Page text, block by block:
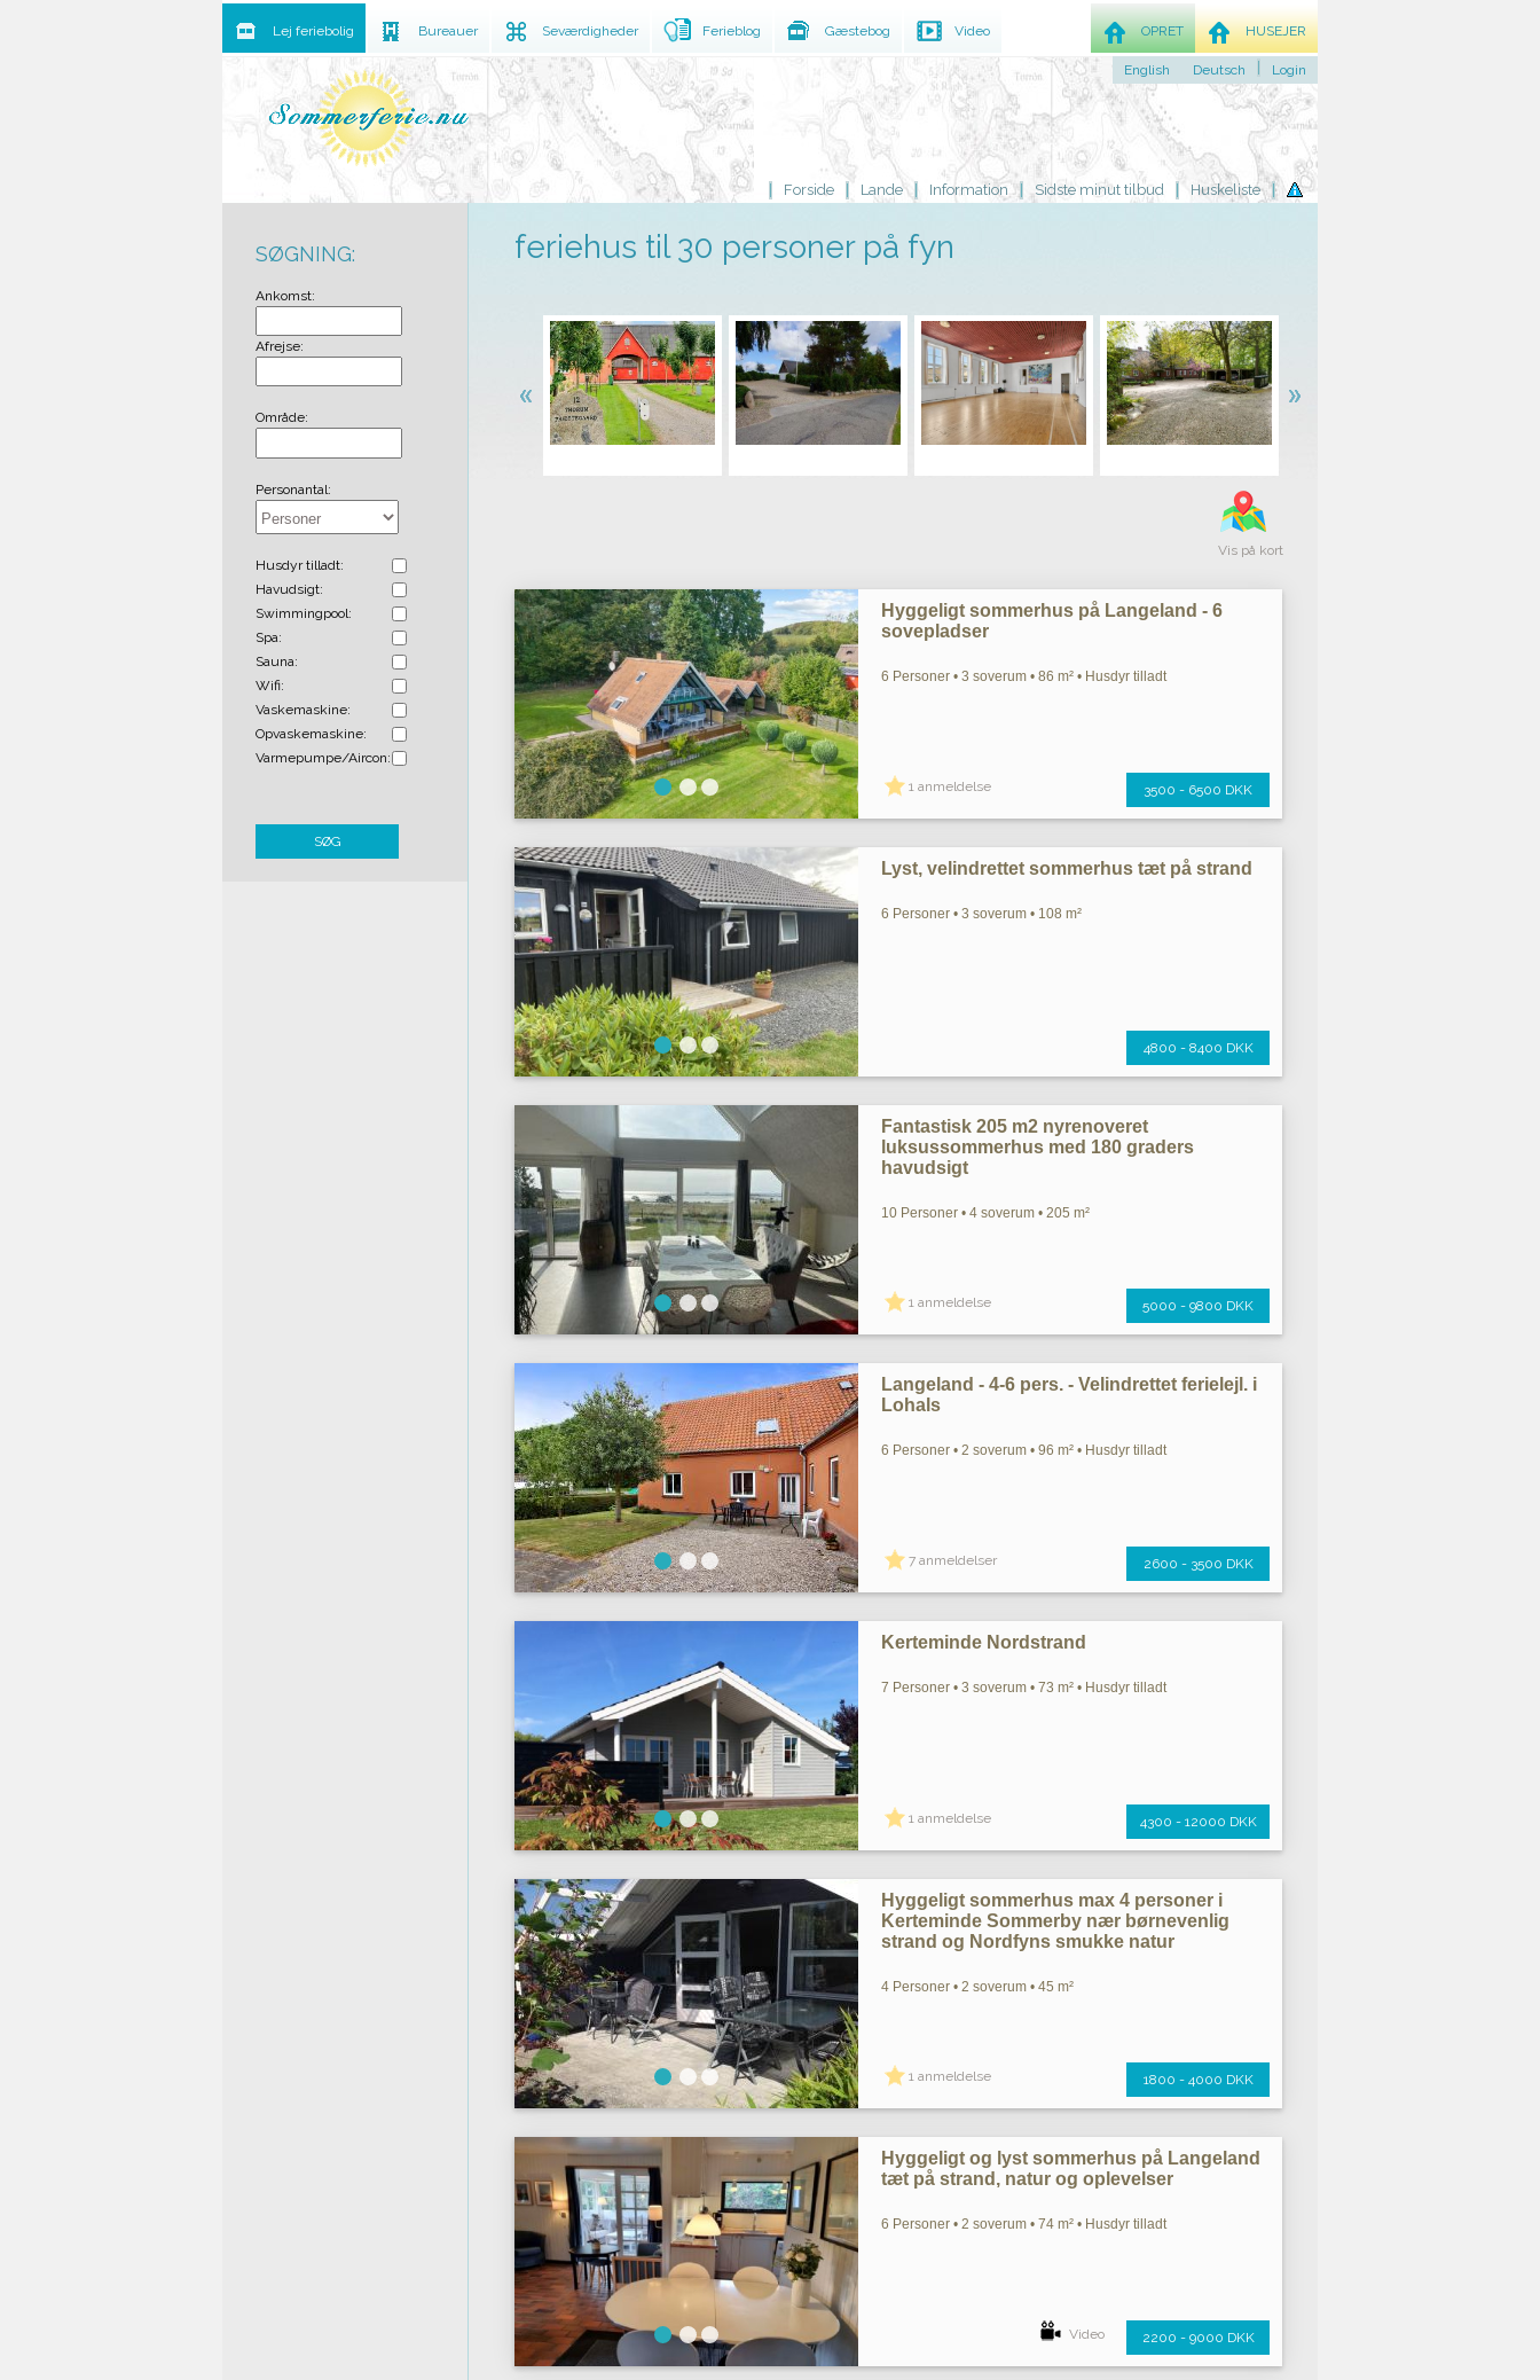
Forside Lande Information Sidste minut tilbud Huskeliste
feriehus til 30 personer på fyn
Vis på kort
Hyggeligt sommerhus på Langeland - 6
sovepladser
6 Personer • 3 soverum • 86 m² • Husdyr tilladt
1 anmeldelse 3500 - 6500 DKK
Lyst, velindrettet sommerhus tæt på strand
6 Personer • 3 soverum • 108 m²
4800 - 8400 DKK
Fantastisk 205 m2 nyrenoveret
luksussommerhus med 180 graders
havudsigt
10 Personer • 4 soverum • 205 m²
1 anmeldelse 5000 - 9800 DKK
Langeland - 4-6 pers. - Velindrettet ferielejl. i
Lohals
6 Personer • 2 soverum • 96 m² • Husdyr tilladt
7 anmeldelser 2600 - 3500 DKK
Kerteminde Nordstrand
7 Personer • 3 soverum • 73 m² • Husdyr tilladt
1 anmeldelse 4300 - 12000 DKK
Hyggeligt sommerhus max 4 personer i
Kerteminde Sommerby nær børnevenlig
strand og Nordfyns smukke natur
4 Personer • 2 soverum • 45 m²
1 anmeldelse 1800 - 4000 DKK
Hyggeligt og lyst sommerhus på Langeland
tæt på strand, natur og oplevelser
6 Personer • 2 soverum • 74 m² • Husdyr tilladt
Video 2200 - 9000 DKK
SØGNING:
Ankomst:
Afrejse:
Område:
Personantal:
Husdyr tilladt:
Havudsigt:
Swimmingpool:
Spa:
Sauna:
Wifi:
Vaskemaskine:
Opvaskemaskine:
Varmepumpe/Aircon:
SØG
Lej feriebolig Bureauer Seværdigheder Ferieblog Gæstebog Video HUSEJER
OPRET
English Deutsch Login